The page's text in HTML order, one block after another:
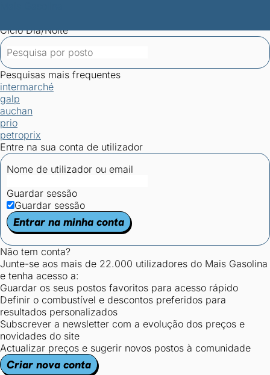
Ciclo Dia/Noite
Pesquisas mais frequentes
intermarché
galp
auchan
prio
petroprix
Entre na sua conta de utilizador
Nome de utilizador ou email
Guardar sessão
Guardar sessão
Entrar na minha conta
Não tem conta?
Junte-se aos mais de 22.000 utilizadores do Mais Gasolina
e tenha acesso a:
Guardar os seus postos favoritos para acesso rápido
Definir o combustível e descontos preferidos para
resultados personalizados
Subscrever a newsletter com a evolução dos preços e
novidades do site
Actualizar preços e sugerir novos postos à comunidade
Criar nova conta